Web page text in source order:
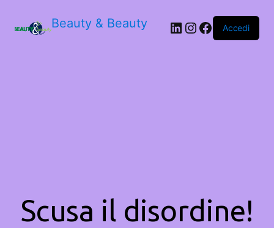
Beauty & Beauty LinkedIn
Instagram
Facebook
Accedi
Scusa il disordine!